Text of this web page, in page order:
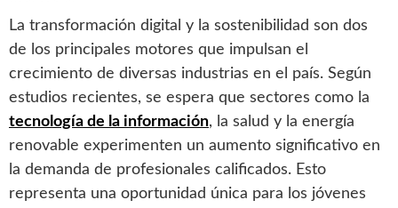
La transformación digital y la sostenibilidad son dos
de los principales motores que impulsan el
crecimiento de diversas industrias en el país. Según
estudios recientes, se espera que sectores como la
tecnología de la información, la salud y la energía
renovable experimenten un aumento significativo en
la demanda de profesionales calificados. Esto
representa una oportunidad única para los jóvenes